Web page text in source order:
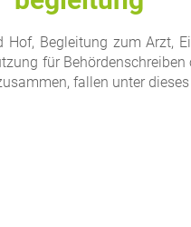
Hof, Begleitung zum Arzt,
für Behördenschreiben
fallen unter